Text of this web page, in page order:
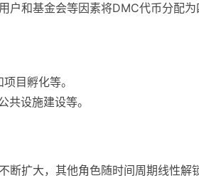
户和基金会等因素将DMC代币分配为
目孵化等。
设施建设等。
断扩大，其他角色随时间周期线性解